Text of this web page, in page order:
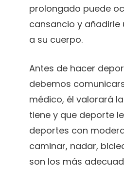
prolongado puede
cansancio y añadirle
a su cuerpo.
Antes de hacer
debemos
médico, él valorará
tiene y que deporte
deportes con
caminar, nadar,
son los más